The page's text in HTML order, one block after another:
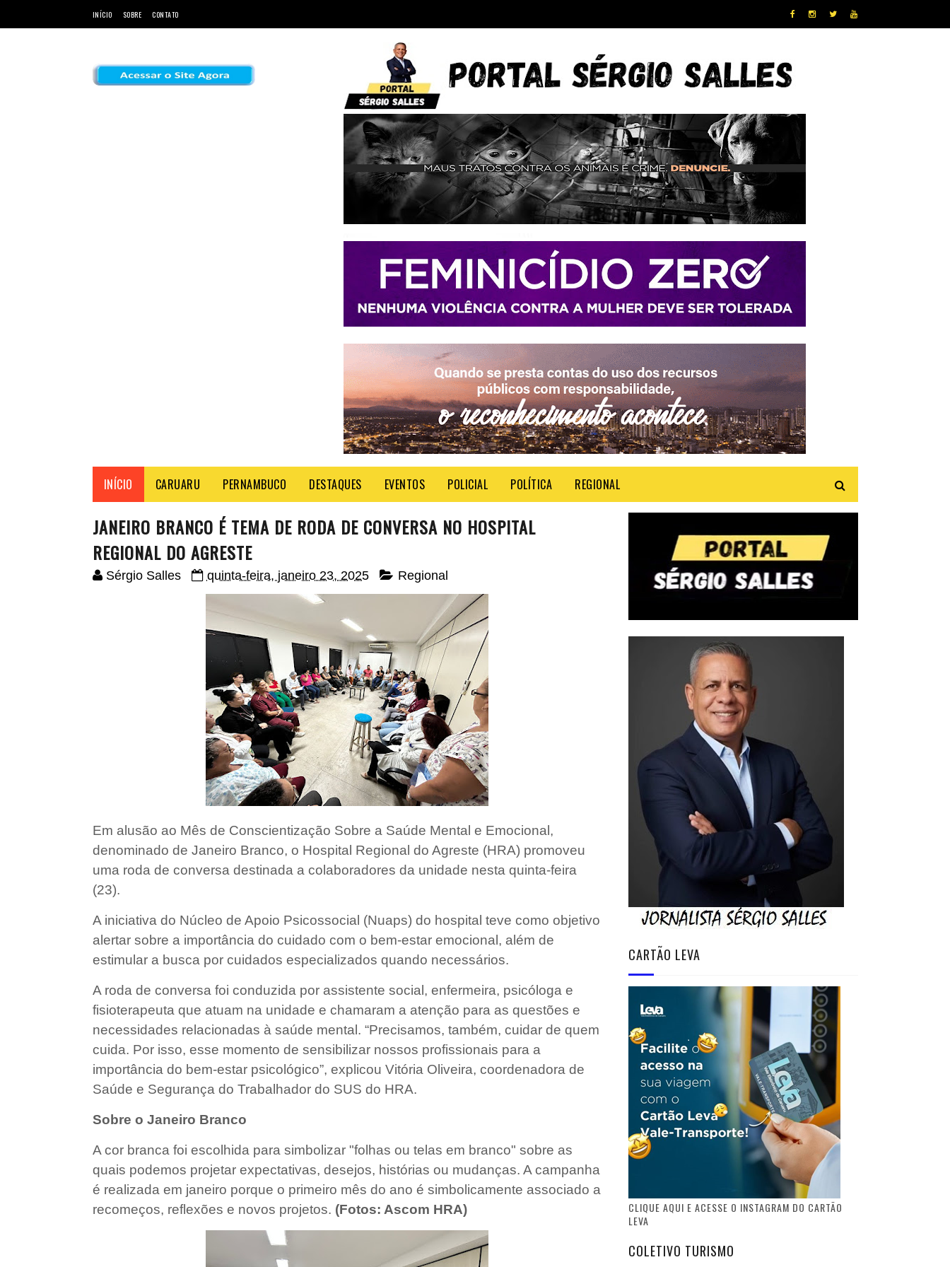
INÍCIO SOBRE CONTATO
INÍCIO CARUARU PERNAMBUCO DESTAQUES EVENTOS POLICIAL POLÍTICA REGIONAL
JANEIRO BRANCO É TEMA DE RODA DE CONVERSA NO HOSPITAL
REGIONAL DO AGRESTE
Sérgio Salles quinta-feira, janeiro 23, 2025 Regional
Em alusão ao Mês de Conscientização Sobre a Saúde Mental e Emocional,
denominado de Janeiro Branco, o Hospital Regional do Agreste (HRA) promoveu
uma roda de conversa destinada a colaboradores da unidade nesta quinta-feira
(23).
A iniciativa do Núcleo de Apoio Psicossocial (Nuaps) do hospital teve como objetivo
alertar sobre a importância do cuidado com o bem-estar emocional, além de
estimular a busca por cuidados especializados quando necessários.
A roda de conversa foi conduzida por assistente social, enfermeira, psicóloga e
fisioterapeuta que atuam na unidade e chamaram a atenção para as questões e
necessidades relacionadas à saúde mental. “Precisamos, também, cuidar de quem
cuida. Por isso, esse momento de sensibilizar nossos profissionais para a
importância do bem-estar psicológico”, explicou Vitória Oliveira, coordenadora de
Saúde e Segurança do Trabalhador do SUS do HRA.
Sobre o Janeiro Branco
A cor branca foi escolhida para simbolizar "folhas ou telas em branco" sobre as
quais podemos projetar expectativas, desejos, histórias ou mudanças. A campanha
é realizada em janeiro porque o primeiro mês do ano é simbolicamente associado a
recomeços, reflexões e novos projetos. (Fotos: Ascom HRA)
CARTÃO LEVA
CLIQUE AQUI E ACESSE O INSTAGRAM DO CARTÃO
LEVA
COLETIVO TURISMO